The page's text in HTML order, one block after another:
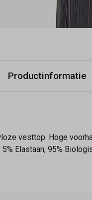
Productinformatie
vesttop. Hoge
Elastaan, 95%